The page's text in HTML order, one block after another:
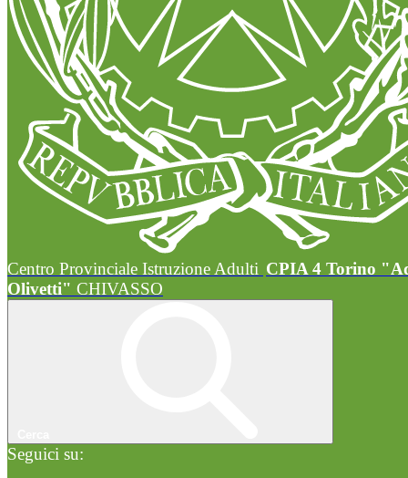
Centro Provinciale Istruzione Adulti CPIA 4 Torino
Olivetti" CHIVASSO
Seguici su: